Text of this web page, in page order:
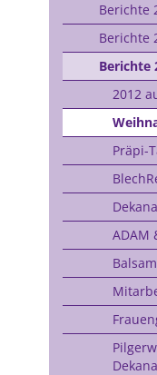
Berichte
Berichte
Berichte
2012
Präpi-
ADAM